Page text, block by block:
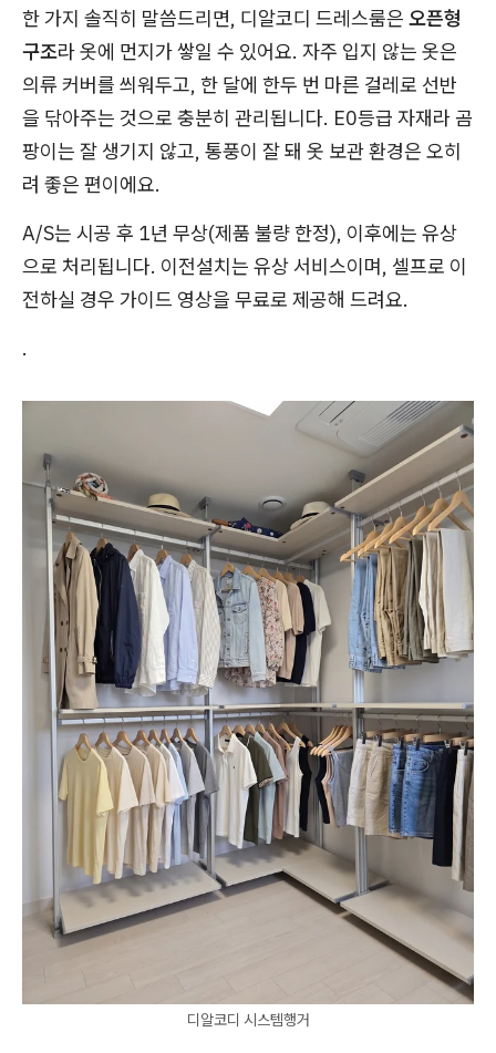
한 가지 솔직히 말씀드리면, 디알코디 드레스룸은 오픈형
구조라 옷에 먼지가 쌓일 수 있어요. 자주 입지 않는 옷은
의류 커버를 씌워두고, 한 달에 한두 번 마른 걸레로 선반
을 닦아주는 것으로 충분히 관리됩니다. E0등급 자재라 곰
팡이는 잘 생기지 않고, 통풍이 잘 돼 옷 보관 환경은 오히
려 좋은 편이에요.
A/S는 시공 후 1년 무상(제품 불량 한정), 이후에는 유상
으로 처리됩니다. 이전설치는 유상 서비스이며, 셀프로 이
전하실 경우 가이드 영상을 무료로 제공해 드려요.
.
디알코디 시스템행거